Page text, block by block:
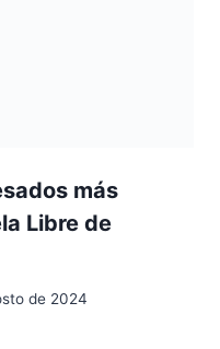
más
Libre de
de 2024